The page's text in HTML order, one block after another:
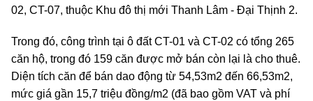
02, CT-07, thuộc Khu đô thị mới Thanh Lâm - Đại Thịnh 2.
Trong đó, công trình tại ô đất CT-01 và CT-02 có tổng 265
căn hộ, trong đó 159 căn được mở bán còn lại là cho thuê.
Diện tích căn để bán dao động từ 54,53m2 đến 66,53m2,
mức giá gần 15,7 triệu đồng/m2 (đã bao gồm VAT và phí